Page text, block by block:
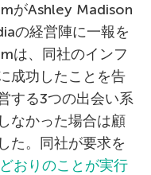
がAshley Madison
の経営陣に一報を
は、同社のインフ
成功したことを告
する3つの出会い系
なかった場合は顧
た。同社が要求を
おりのことが実行